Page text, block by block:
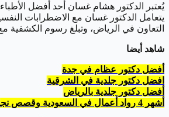
يُعتبر الدكتور هشام غسان أحد أفضل
يتعامل الدكتور غسان مع الاضطرابات
التعاون في الرياض، وتبلغ رسوم الكشفية مع الدكتور غسان مبلغ 300 ريال سعودي.
شاهد أيضا
أفضل دكتور عظام في جدة
افضل دكتور جلدية في الشرقية
أفضل دكتور جلدية بالرياض
أشهر 4 رواد أعمال في السعودية وقصص نجاحهم